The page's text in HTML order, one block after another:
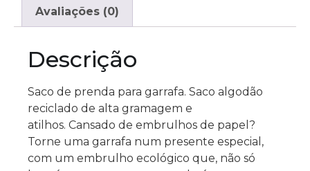
Avaliações (0)
Descrição
Saco de prenda para garrafa. Saco algodão
reciclado de alta gramagem e
atilhos. Cansado de embrulhos de papel?
Torne uma garrafa num presente especial,
com um embrulho ecológico que, não só